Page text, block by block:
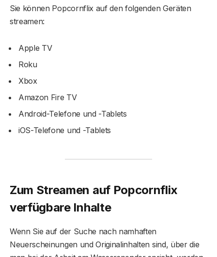
Sie können Popcornflix auf den folgenden Geräten
streamen:
Apple TV
Roku
Xbox
Amazon Fire TV
Android-Telefone und -Tablets
iOS-Telefone und -Tablets
Zum Streamen auf Popcornflix
verfügbare Inhalte
Wenn Sie auf der Suche nach namhaften
Neuerscheinungen und Originalinhalten sind, über die